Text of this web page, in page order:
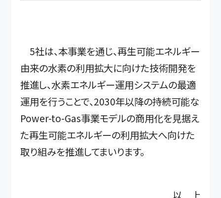
5社は、本事業を通じ、再生可能エネルギー
由来の水素の利用拡大に向けた技術開発を
推進し、水素エネルギー運用システムの最適
運用を行うことで、2030年以降の持続可能な
Power-to-Gas事業モデルの商用化を見据え
た再生可能エネルギーの利用拡大へ向けた
取り組みを推進してまいります。
以 上